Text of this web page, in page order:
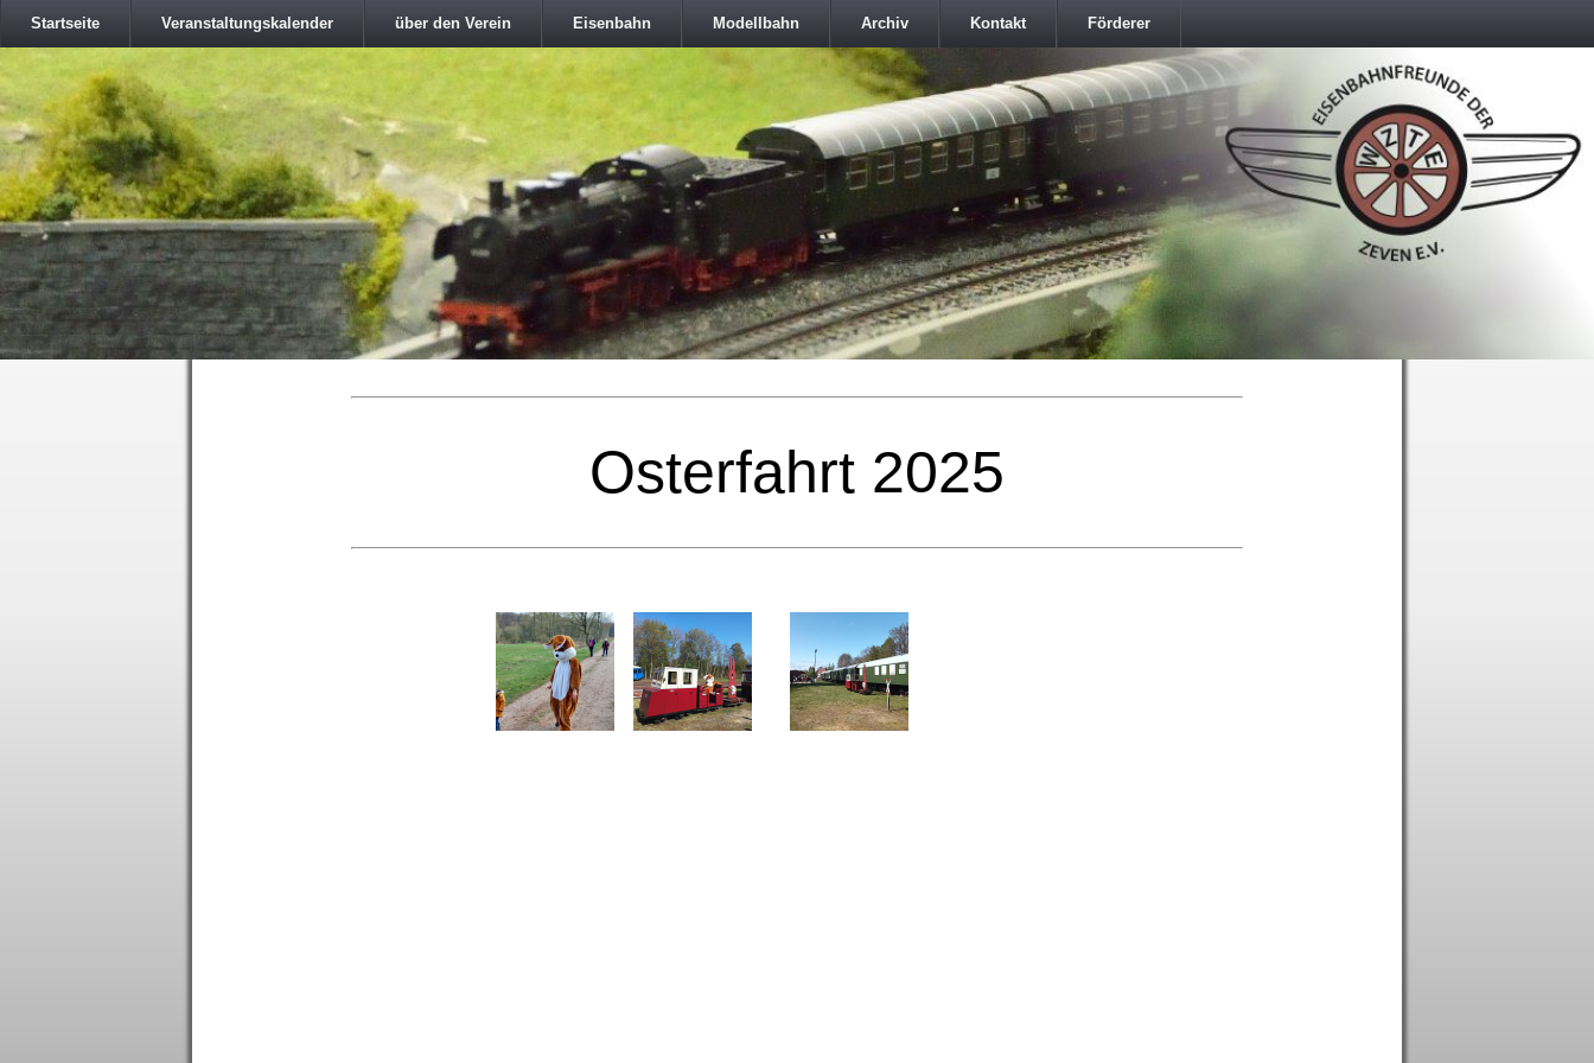
Startseite Veranstaltungskalender über den Verein Eisenbahn Modellbahn Archiv Kontakt Förderer
Osterfahrt 2025